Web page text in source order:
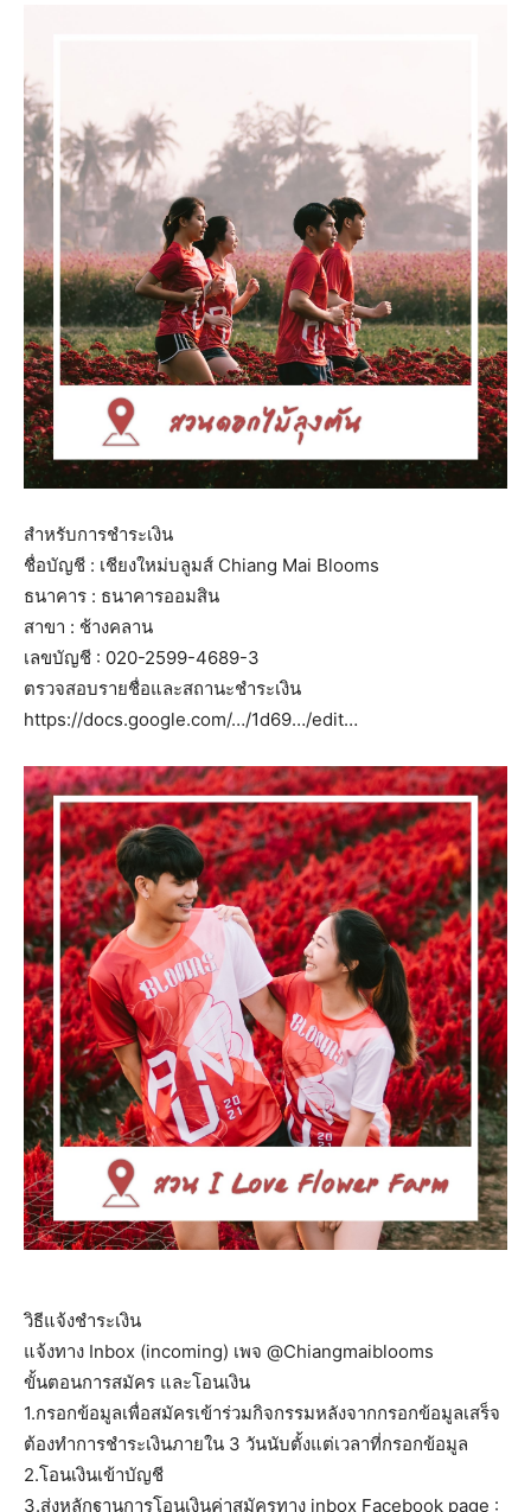
สำหรับการชำระเงิน
ชื่อบัญชี : เชียงใหม่บลูมส์ Chiang Mai Blooms
ธนาคาร : ธนาคารออมสิน
สาขา : ช้างคลาน
เลขบัญชี : 020-2599-4689-3
ตรวจสอบรายชื่อและสถานะชำระเงิน
https://docs.google.com/…/1d69…/edit…
วิธีแจ้งชำระเงิน
แจ้งทาง Inbox (incoming) เพจ @Chiangmaiblooms
ขั้นตอนการสมัคร และโอนเงิน
1.กรอกข้อมูลเพื่อสมัครเข้าร่วมกิจกรรมหลังจากกรอกข้อมูลเสร็จ
ต้องทำการชำระเงินภายใน 3 วันนับตั้งแต่เวลาที่กรอกข้อมูล
2.โอนเงินเข้าบัญชี
3.ส่งหลักฐานการโอนเงินค่าสมัครทาง inbox Facebook page :